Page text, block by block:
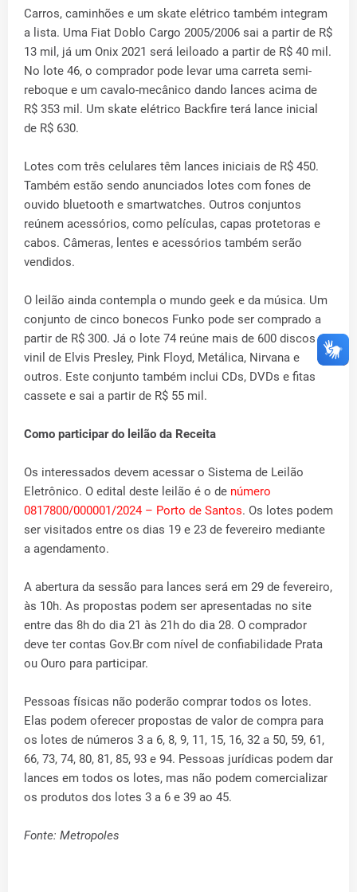
Carros, caminhões e um skate elétrico também integram
a lista. Uma Fiat Doblo Cargo 2005/2006 sai a partir de R$
13 mil, já um Onix 2021 será leiloado a partir de R$ 40 mil.
No lote 46, o comprador pode levar uma carreta semi-
reboque e um cavalo-mecânico dando lances acima de
R$ 353 mil. Um skate elétrico Backfire terá lance inicial
de R$ 630.
Lotes com três celulares têm lances iniciais de R$ 450.
Também estão sendo anunciados lotes com fones de
ouvido bluetooth e smartwatches. Outros conjuntos
reúnem acessórios, como películas, capas protetoras e
cabos. Câmeras, lentes e acessórios também serão
vendidos.
O leilão ainda contempla o mundo geek e da música. Um
conjunto de cinco bonecos Funko pode ser comprado a
partir de R$ 300. Já o lote 74 reúne mais de 600 discos de
vinil de Elvis Presley, Pink Floyd, Metálica, Nirvana e
outros. Este conjunto também inclui CDs, DVDs e fitas
cassete e sai a partir de R$ 55 mil.
Como participar do leilão da Receita
Os interessados devem acessar o Sistema de Leilão
Eletrônico. O edital deste leilão é o de número
0817800/000001/2024 – Porto de Santos. Os lotes podem
ser visitados entre os dias 19 e 23 de fevereiro mediante
a agendamento.
A abertura da sessão para lances será em 29 de fevereiro,
às 10h. As propostas podem ser apresentadas no site
entre das 8h do dia 21 às 21h do dia 28. O comprador
deve ter contas Gov.Br com nível de confiabilidade Prata
ou Ouro para participar.
Pessoas físicas não poderão comprar todos os lotes.
Elas podem oferecer propostas de valor de compra para
os lotes de números 3 a 6, 8, 9, 11, 15, 16, 32 a 50, 59, 61,
66, 73, 74, 80, 81, 85, 93 e 94. Pessoas jurídicas podem dar
lances em todos os lotes, mas não podem comercializar
os produtos dos lotes 3 a 6 e 39 ao 45.
Fonte: Metropoles